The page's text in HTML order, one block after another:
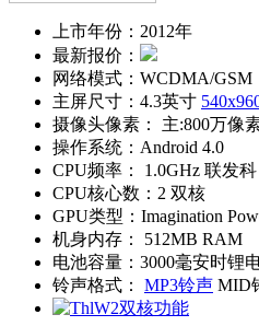
上市年份： 2012年
最新报价：
网络模式： WCDMA/GSM
主屏尺寸： 4.3英寸
摄像头像素：
主:800万像
操作系统： Android 4.0
CPU频率：
1.0GHz 联发
CPU核心数： 2 双核
GPU类型： Imagination
机身内存：
512MB RAM
电池容量： 3000毫安时锂
铃声格式：
MP3铃声 MID